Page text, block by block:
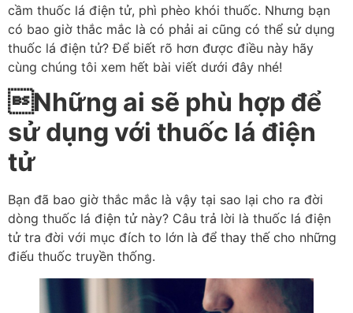
cầm thuốc lá điện tử, phì phèo khói thuốc. Nhưng bạn
có bao giờ thắc mắc là có phải ai cũng có thể sử dụng
thuốc lá điện tử? Để biết rõ hơn được điều này hãy
cùng chúng tôi xem hết bài viết dưới đây nhé!
Những ai sẽ phù hợp để
sử dụng với thuốc lá điện
tử
Bạn đã bao giờ thắc mắc là vậy tại sao lại cho ra đời
dòng thuốc lá điện tử này? Câu trả lời là thuốc lá điện
tử tra đời với mục đích to lớn là để thay thế cho những
điếu thuốc truyền thống.